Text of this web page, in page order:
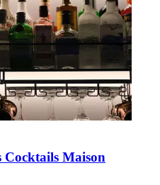
Cocktails Maison